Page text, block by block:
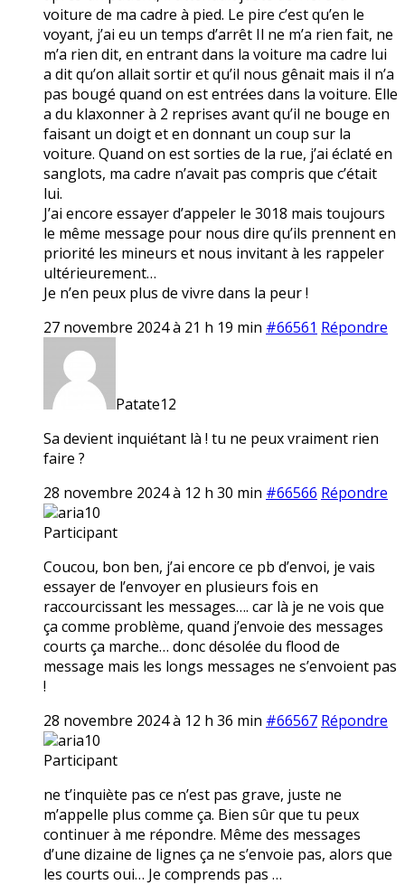
voiture de ma cadre à pied. Le pire c’est qu’en le
voyant, j’ai eu un temps d’arrêt Il ne m’a rien fait, ne
m’a rien dit, en entrant dans la voiture ma cadre lui
a dit qu’on allait sortir et qu’il nous gênait mais il n’a
pas bougé quand on est entrées dans la voiture. Elle
a du klaxonner à 2 reprises avant qu’il ne bouge en
faisant un doigt et en donnant un coup sur la
voiture. Quand on est sorties de la rue, j’ai éclaté en
sanglots, ma cadre n’avait pas compris que c’était
lui.
J’ai encore essayer d’appeler le 3018 mais toujours
le même message pour nous dire qu’ils prennent en
priorité les mineurs et nous invitant à les rappeler
ultérieurement…
Je n’en peux plus de vivre dans la peur !
27 novembre 2024 à 21 h 19 min #66561 Répondre
Patate12
Sa devient inquiétant là ! tu ne peux vraiment rien
faire ?
28 novembre 2024 à 12 h 30 min #66566 Répondre
aria10
Participant
Coucou, bon ben, j’ai encore ce pb d’envoi, je vais
essayer de l’envoyer en plusieurs fois en
raccourcissant les messages…. car là je ne vois que
ça comme problème, quand j’envoie des messages
courts ça marche… donc désolée du flood de
message mais les longs messages ne s’envoient pas
!
28 novembre 2024 à 12 h 36 min #66567 Répondre
aria10
Participant
ne t’inquiète pas ce n’est pas grave, juste ne
m’appelle plus comme ça. Bien sûr que tu peux
continuer à me répondre. Même des messages
d’une dizaine de lignes ça ne s’envoie pas, alors que
les courts oui… Je comprends pas …